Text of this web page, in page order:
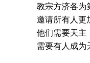
教宗方济各为
邀请所有人更
他们需要天主
需要有人成为